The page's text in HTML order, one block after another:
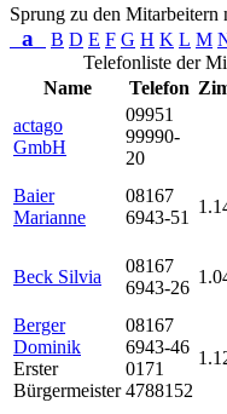
Sprung zu den Mitarbeitern
a B D E F G H K L M
Telefonliste der
Name
Telefon
actago
GmbH
09951
99990-
20
Baier
Marianne
08167
6943-51
Beck Silvia
08167
6943-26
Berger
Dominik
Erster
Bürgermeister
08167
6943-46
0171
4788152